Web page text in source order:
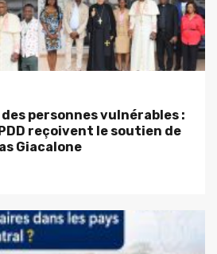
personnes vulnérables :
reçoivent le soutien de
Giacalone